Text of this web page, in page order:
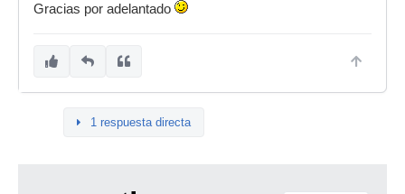
Gracias por adelantado
1 respuesta directa